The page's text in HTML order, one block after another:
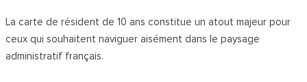
La carte de résident de 10 ans constitue un atout majeur pour
ceux qui souhaitent naviguer aisément dans le paysage
administratif français.